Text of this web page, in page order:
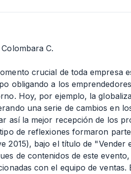
C.
crucial de toda empresa
obligando a los
Hoy, por ejemplo, la
una serie de cambios en
así la mejor recepción de los
de reflexiones formaron
2015), bajo el título de
de contenidos de este
con el equipo de